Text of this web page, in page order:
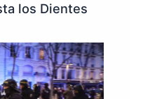
los Dientes